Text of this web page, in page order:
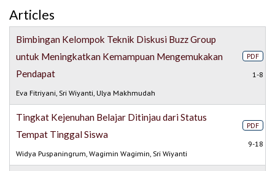
Articles
Bimbingan Kelompok Teknik Diskusi Buzz Group
untuk Meningkatkan Kemampuan Mengemukakan
Pendapat
Eva Fitriyani, Sri Wiyanti, Ulya Makhmudah
PDF
1-8
Tingkat Kejenuhan Belajar Ditinjau dari Status
Tempat Tinggal Siswa
Widya Puspaningrum, Wagimin Wagimin, Sri Wiyanti
PDF
9-18